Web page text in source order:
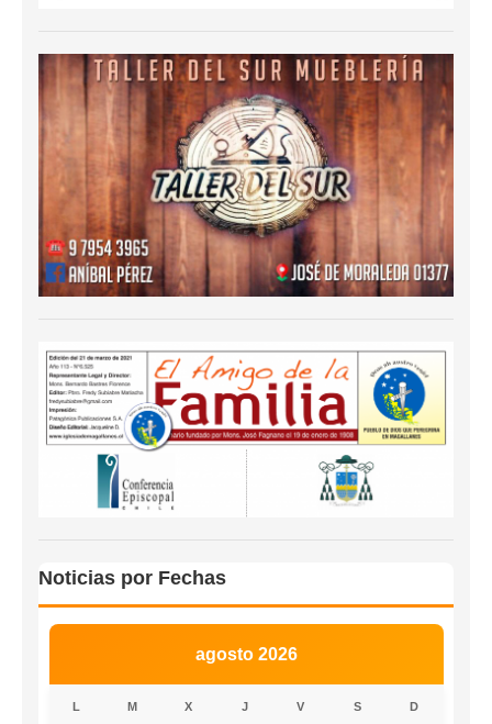
Noticias por Fechas
agosto 2026
L M X J V S D